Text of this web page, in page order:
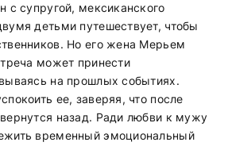
с супругой, мексиканского
детьми путешествует, чтобы
Но его жена Мерьем
может принести
на прошлых событиях.
ее, заверяя, что после
назад. Ради любви к мужу
временный эмоциональный